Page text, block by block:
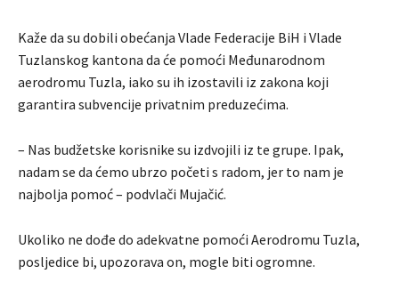
Kaže da su dobili obećanja Vlade Federacije BiH i Vlade
Tuzlanskog kantona da će pomoći Međunarodnom
aerodromu Tuzla, iako su ih izostavili iz zakona koji
garantira subvencije privatnim preduzećima.
– Nas budžetske korisnike su izdvojili iz te grupe. Ipak,
nadam se da ćemo ubrzo početi s radom, jer to nam je
najbolja pomoć – podvlači Mujačić.
Ukoliko ne dođe do adekvatne pomoći Aerodromu Tuzla,
posljedice bi, upozorava on, mogle biti ogromne.